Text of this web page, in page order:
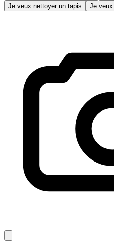
Je veux nettoyer un tapis
Je